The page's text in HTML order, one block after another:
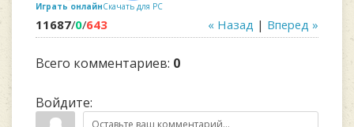
Играть онлайнСкачать для PC
« Назад | Вперед »
11687/0/643
Всего комментариев: 0
Войдите: